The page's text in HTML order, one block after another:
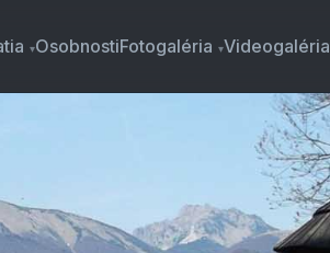
OsobnostiFotogaléria Videogaléria